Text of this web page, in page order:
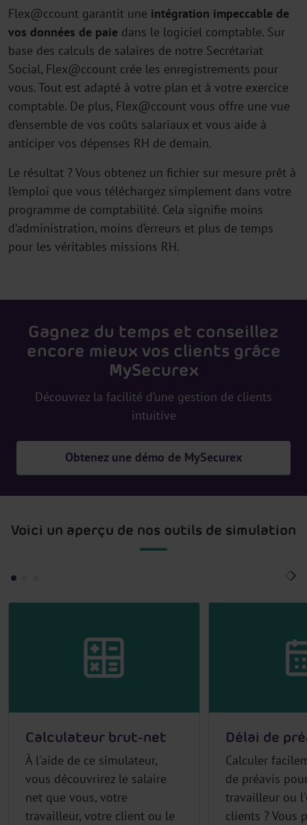
Flex@ccount garantit une intégration impeccable de
vos données de paie dans le logiciel comptable. Sur
base des calculs de salaires de notre Secrétariat
Social, Flex@ccount crée les enregistrements pour
vous. Tout est adapté à votre plan et à votre exercice
comptable. De plus, Flex@ccount vous offre une vue
d’ensemble de vos coûts salariaux et vous aide à
anticiper vos dépenses RH de demain.
Le résultat ? Vous obtenez un fichier sur mesure prêt à
l’emploi que vous téléchargez simplement dans votre
programme de comptabilité. Cela signifie moins
d’administration, moins d’erreurs et plus de temps
pour les véritables missions RH.
Gagnez du temps et conseillez
encore mieux vos clients grâce
MySecurex
Découvrez la facilité d’une gestion de clients
intuitive
Obtenez une démo de MySecurex
Voici un aperçu de nos outils de simulation
Calculateur brut-net
À l'aide de ce simulateur,
vous découvrirez le salaire
net que vous, votre
travailleur, votre client ou le
Délai de
Calculer
de préavis
travailleur ou
clients ? Vous